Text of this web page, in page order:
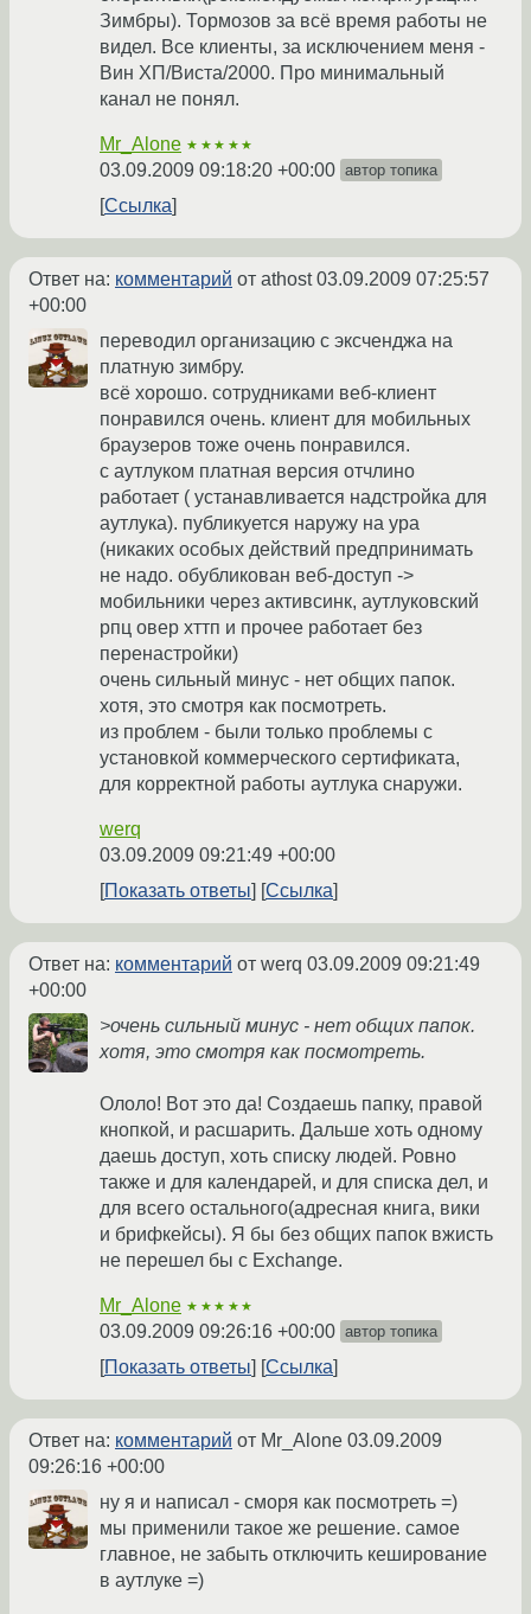
Зимбры). Тормозов за всё время работы не
видел. Все клиенты, за исключением меня -
Вин ХП/Виста/2000. Про минимальный
канал не понял.
Mr_Alone ★★★★★
03.09.2009 09:18:20 +00:00 автор топика
Ссылка
Ответ на: комментарий от athost03.09.2009 07:25:57
+00:00
переводил организацию с эксченджа на
платную зимбру.
всё хорошо. сотрудниками веб-клиент
понравился очень. клиент для мобильных
браузеров тоже очень понравился.
с аутлуком платная версия отчлино
работает ( устанавливается надстройка для
аутлука). публикуется наружу на ура
(никаких особых действий предпринимать
не надо. обубликован веб-доступ ->
мобильники через активсинк, аутлуковский
рпц овер хттп и прочее работает без
перенастройки)
очень сильный минус - нет общих папок.
хотя, это смотря как посмотреть.
из проблем - были только проблемы с
установкой коммерческого сертификата,
для корректной работы аутлука снаружи.
werq
03.09.2009 09:21:49 +00:00
Показать ответы
Ссылка
Ответ на: комментарий от werq 03.09.2009 09:21:49
+00:00
>очень сильный минус - нет общих папок.
хотя, это смотря как посмотреть.
Ололо! Вот это да! Создаешь папку, правой
кнопкой, и расшарить. Дальше хоть одному
даешь доступ, хоть списку людей. Ровно
также и для календарей, и для списка дел, и
для всего остального(адресная книга, вики
и брифкейсы). Я бы без общих папок вжисть
не перешел бы с Exchange.
Mr_Alone ★★★★★
03.09.2009 09:26:16 +00:00 автор топика
Показать ответы Ссылка
Ответ на: комментарий от Mr_Alone 03.09.2009
09:26:16 +00:00
ну я и написал - сморя как посмотреть =)
мы применили такое же решение. самое
главное, не забыть отключить кеширование
в аутлуке =)